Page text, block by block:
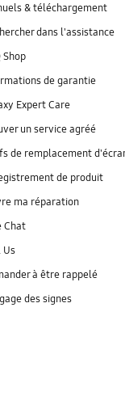
& téléchargement
dans l'assistance
Shop
de garantie
Expert Care
un service agréé
de remplacement
de produit
ma réparation
Chat
Us
à être rappelé
des signes